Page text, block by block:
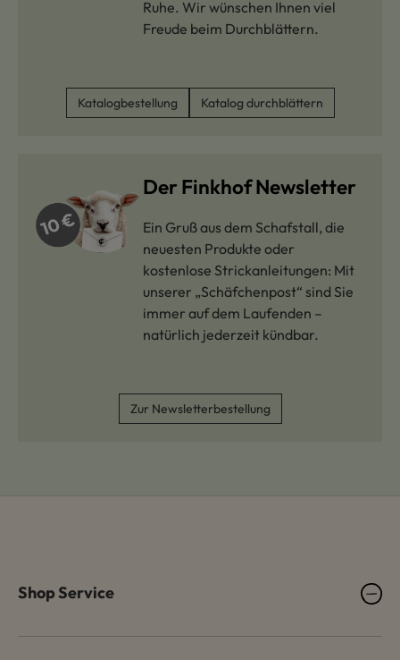
Ruhe. Wir wünschen Ihnen viel
Freude beim Durchblättern.
Katalogbestellung Katalog durchblättern
Der Finkhof Newsletter
Ein Gruß aus dem Schafstall, die
neuesten Produkte oder
kostenlose Strickanleitungen: Mit
unserer „Schäfchenpost“ sind Sie
immer auf dem Laufenden –
natürlich jederzeit kündbar.
Zur Newsletterbestellung
Shop Service